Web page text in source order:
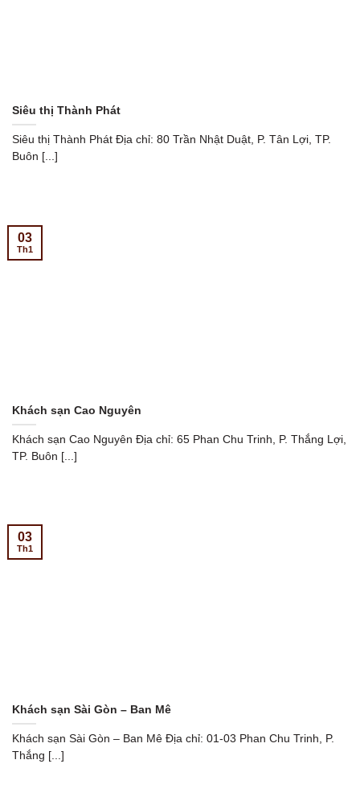
Siêu thị Thành Phát
Siêu thị Thành Phát Địa chỉ: 80 Trần Nhật Duật, P. Tân Lợi, TP.
Buôn [...]
Khách sạn Cao Nguyên
Khách sạn Cao Nguyên Địa chỉ: 65 Phan Chu Trinh, P. Thắng Lợi,
TP. Buôn [...]
03
Th1
Khách sạn Sài Gòn – Ban Mê
Khách sạn Sài Gòn – Ban Mê Địa chỉ: 01-03 Phan Chu Trinh, P.
Thắng [...]
03
Th1